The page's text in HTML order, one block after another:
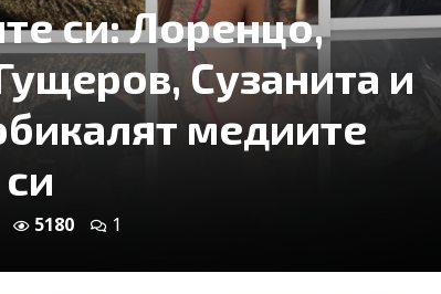
си: Лоренцо,
Сузанита и
медиите
5180 1